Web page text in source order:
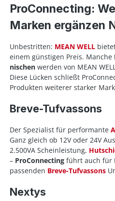
ProConnecting:
Marken ergänzen
Unbestritten: MEAN WELL
einem günstigen Preis. Manche
nischen werden von MEAN
Diese Lücken schließt
Produkten weiterer starker
Breve-Tufvassons
Der Spezialist für performante
Ganz gleich ob 12V oder 24V
2.500VA Scheinleistung,
– ProConnecting führt auch für
passenden Breve-Tufvassons
Nextys